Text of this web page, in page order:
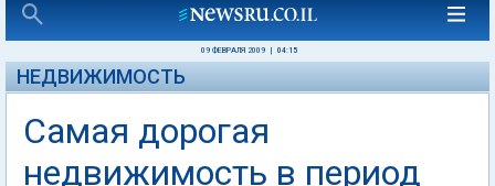
09 ФЕВРАЛЯ 2009 04:15
НЕДВИЖИМОСТЬ
Самая дорогая
недвижимость в период